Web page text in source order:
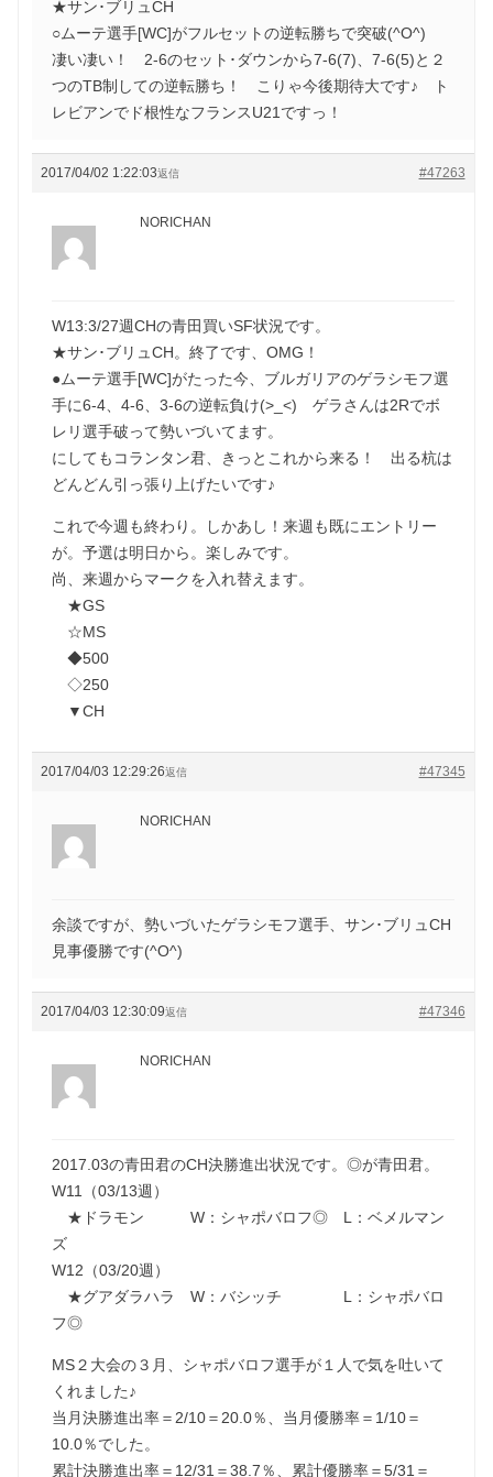
★サン･ブリュCH
○ムーテ選手[WC]がフルセットの逆転勝ちで突破(^O^)
凄い凄い！ 2-6のセット･ダウンから7-6(7)、7-6(5)と２
つのTB制しての逆転勝ち！ こりゃ今後期待大です♪ ト
レビアンでド根性なフランスU21ですっ！
2017/04/02 1:22:03 #47263
返信
NORICHAN
W13:3/27週CHの青田買いSF状況です。
★サン･ブリュCH。終了です、OMG！
●ムーテ選手[WC]がたった今、ブルガリアのゲラシモフ選
手に6-4、4-6、3-6の逆転負け(>_<) ゲラさんは2Rでボ
レリ選手破って勢いづいてます。
にしてもコランタン君、きっとこれから来る！ 出る杭は
どんどん引っ張り上げたいです♪
これで今週も終わり。しかあし！来週も既にエントリー
が。予選は明日から。楽しみです。
尚、来週からマークを入れ替えます。
★GS
☆MS
◆500
◇250
▼CH
2017/04/03 12:29:26 #47345
返信
NORICHAN
余談ですが、勢いづいたゲラシモフ選手、サン･ブリュCH
見事優勝です(^O^)
2017/04/03 12:30:09 #47346
返信
NORICHAN
2017.03の青田君のCH決勝進出状況です。◎が青田君。
W11（03/13週）
★ドラモン W：シャポバロフ◎ L：ベメルマン
ズ
W12（03/20週）
★グアダラハラ W：バシッチ L：シャポバロ
フ◎
MS２大会の３月、シャポバロフ選手が１人で気を吐いて
くれました♪
当月決勝進出率＝2/10＝20.0％、当月優勝率＝1/10＝
10.0％でした。
累計決勝進出率＝12/31＝38.7％、累計優勝率＝5/31＝